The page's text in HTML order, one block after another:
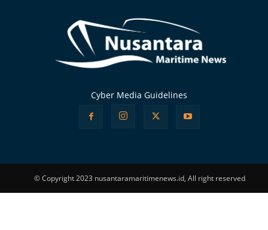
Cyber Media Guidelines
© Copyright 2023 nusantaramaritimenews.id, All right reserved